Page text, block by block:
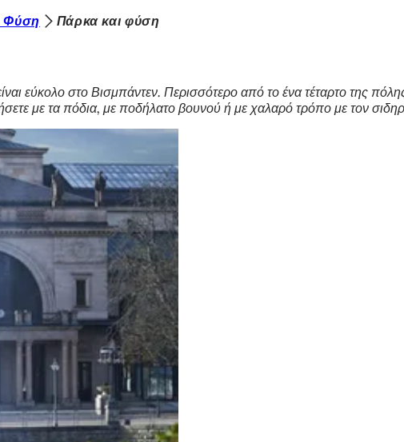
Φύση
Πάρκα και φύση
εύκολο στο Βισμπάντεν. Περισσότερο από το ένα τέταρτο της
με τα πόδια, με ποδήλατο βουνού ή με χαλαρό τρόπο με τον